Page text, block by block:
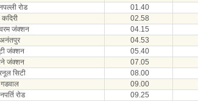
रोड 01.40
कदिरी 02.58
जंक्शन 04.15
अनंतपुर 04.53
जंक्शन 05.40
जंक्शन 07.05
सिटी 08.00
गडवाल 09.00
रोड 09.25